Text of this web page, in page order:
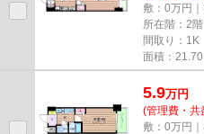
敷：0万円
所在階：2階
間取り：1K
面積：21.70
5.9万円
(管理費・共
敷：0万円